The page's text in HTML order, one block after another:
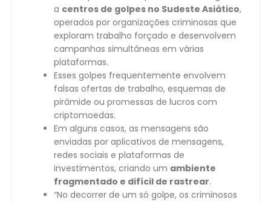
a centros de golpes no Sudeste Asiático,
operados por organizações criminosas que
exploram trabalho forçado e desenvolvem
campanhas simultâneas em várias
plataformas.
Esses golpes frequentemente envolvem
falsas ofertas de trabalho, esquemas de
pirâmide ou promessas de lucros com
criptomoedas.
Em alguns casos, as mensagens são
enviadas por aplicativos de mensagens,
redes sociais e plataformas de
investimentos, criando um ambiente
fragmentado e difícil de rastrear.
“No decorrer de um só golpe, os criminosos